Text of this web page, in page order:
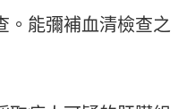
。能彌補血清檢查之